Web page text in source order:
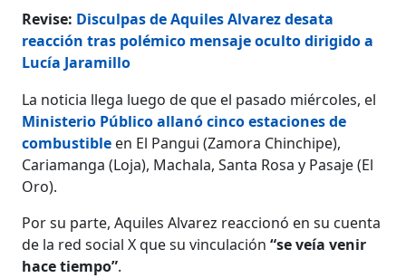
Revise: Disculpas de Aquiles Alvarez desata
reacción tras polémico mensaje oculto dirigido a
Lucía Jaramillo
La noticia llega luego de que el pasado miércoles, el
Ministerio Público allanó cinco estaciones de
combustible en El Pangui (Zamora Chinchipe),
Cariamanga (Loja), Machala, Santa Rosa y Pasaje (El
Oro).
Por su parte, Aquiles Alvarez reaccionó en su cuenta
de la red social X que su vinculación“se veía venir
hace tiempo”.